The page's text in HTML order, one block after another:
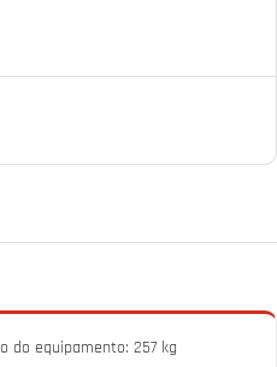
do equipamento: 257 kg